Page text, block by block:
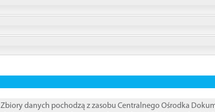
Zbiory danych pochodzą z zasobu Centralnego Ośrodka